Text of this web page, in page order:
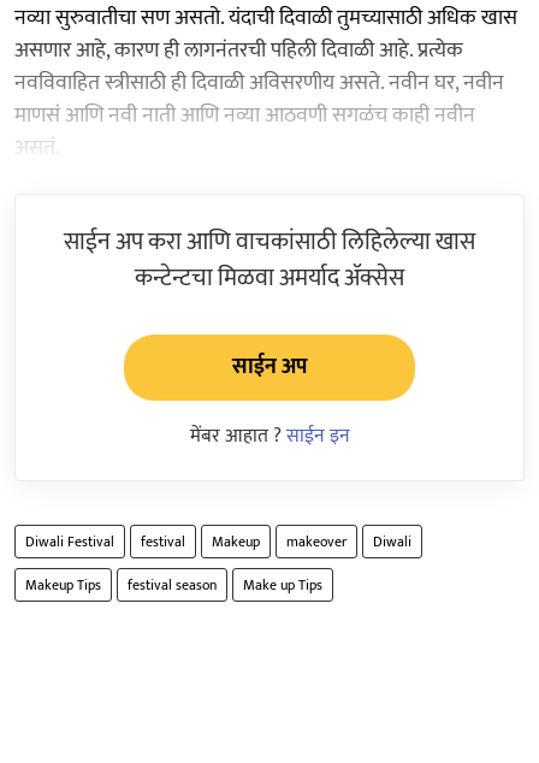
नव्या सुरुवातीचा सण असतो. यंदाची दिवाळी तुमच्यासाठी अधिक खास
असणार आहे, कारण ही लागनंतरची पहिली दिवाळी आहे. प्रत्येक
नवविवाहित स्त्रीसाठी ही दिवाळी अविसरणीय असते. नवीन घर, नवीन
माणसं आणि नवी नाती आणि नव्या आठवणी सगळंच काही नवीन
असतं.
साईन अप करा आणि वाचकांसाठी लिहिलेल्या खास
कन्टेन्टचा मिळवा अमर्याद ॲक्सेस
साईन अप
मेंबर आहात ?साईन इन
Diwali Festival festival Makeup makeover
Diwali
Makeup Tips
festival season Make up Tips